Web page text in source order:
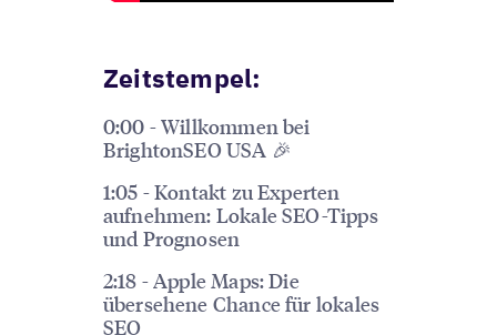
Zeitstempel:
0:00 - Willkommen bei
BrightonSEO USA 🎉
1:05 - Kontakt zu Experten
aufnehmen: Lokale SEO-Tipps
und Prognosen
2:18 - Apple Maps: Die
übersehene Chance für lokales
SEO